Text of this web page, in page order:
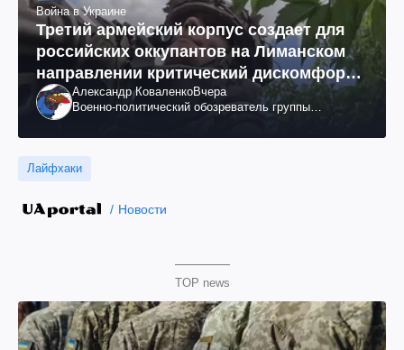
Война в Украине
Третий армейский корпус создает для
российских оккупантов на Лиманском
направлении критический дискомфорт:
как это удалось
Александр КоваленкоВчера
Военно-политический обозреватель группы
Лайфхаки
Новости
TOP news